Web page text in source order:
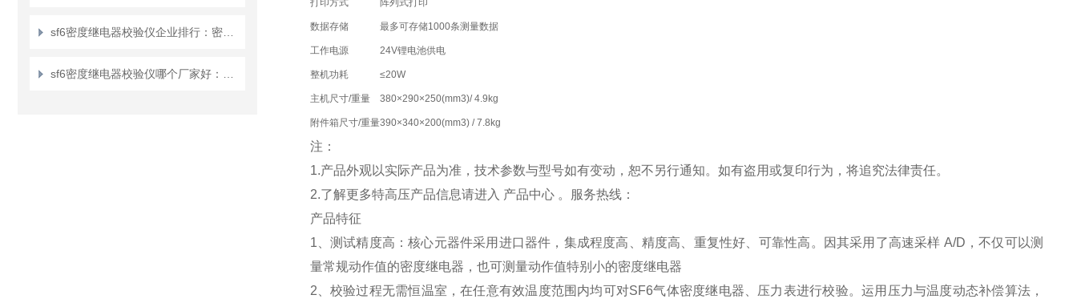
打印方式 阵列式打印
数据存储 最多可存储1000条测量数据
工作电源 24V锂电池供电
整机功耗 ≤20W
主机尺寸/重量 380×290×250(mm3)/ 4.9kg
附件箱尺寸/重量390×340×200(mm3) / 7.8kg
注：
1.产品外观以实际产品为准，技术参数与型号如有变动，恕不另行通知。如有盗用或复印行为，将追究法律责任。
2.了解更多特高压产品信息请进入 产品中心 。服务热线：
产品特征
1、测试精度高：核心元器件采用进口器件，集成程度高、精度高、重复性好、可靠性高。因其采用了高速采样 A/D，不仅可以测
量常规动作值的密度继电器，也可测量动作值特别小的密度继电器
2、校验过程无需恒温室，在任意有效温度范围内均可对SF6气体密度继电器、压力表进行校验。运用压力与温度动态补偿算法，